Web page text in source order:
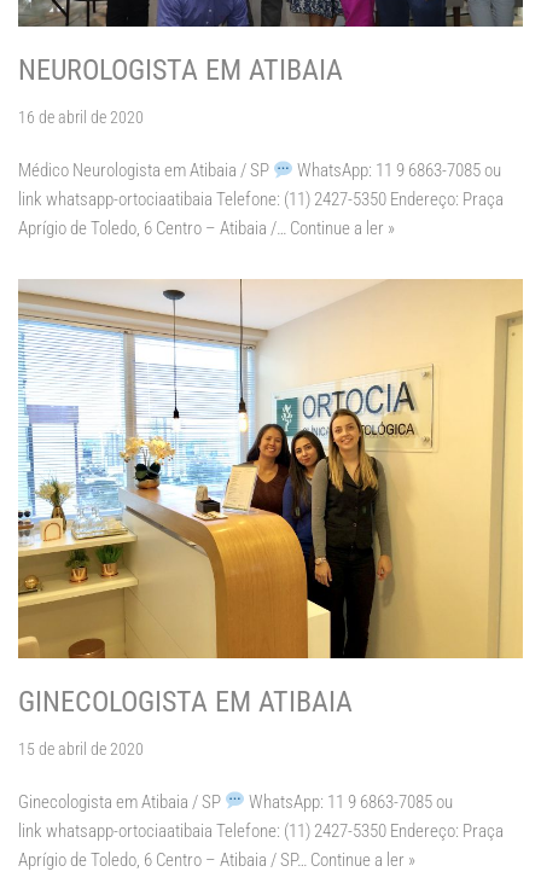
NEUROLOGISTA EM ATIBAIA
16 de abril de 2020
Médico Neurologista em Atibaia / SP
WhatsApp: 11 9 6863-7085 ou
link whatsapp-ortociaatibaia Telefone: (11) 2427-5350 Endereço: Praça
Aprígio de Toledo, 6 Centro – Atibaia /… Continue a ler »
GINECOLOGISTA EM ATIBAIA
15 de abril de 2020
Ginecologista em Atibaia / SP
WhatsApp: 11 9 6863-7085 ou
link whatsapp-ortociaatibaia Telefone: (11) 2427-5350 Endereço: Praça
Aprígio de Toledo, 6 Centro – Atibaia / SP… Continue a ler »